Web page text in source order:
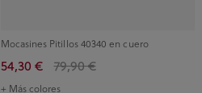
Mocasines Pitillos 40340 en cuero
54,30 € 79,90 €
+ Más colores